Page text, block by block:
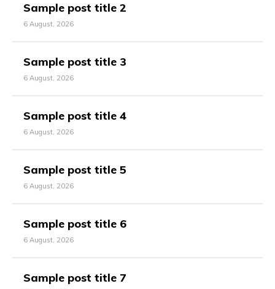
Sample post title 2
6 August, 2026
Sample post title 3
6 August, 2026
Sample post title 4
6 August, 2026
Sample post title 5
6 August, 2026
Sample post title 6
6 August, 2026
Sample post title 7